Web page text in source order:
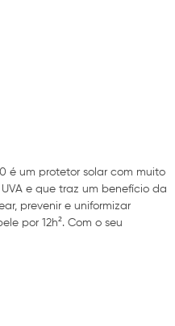
é um protetor solar com muito
e que traz um benefício da
prevenir e uniformizar
por 12h². Com o seu